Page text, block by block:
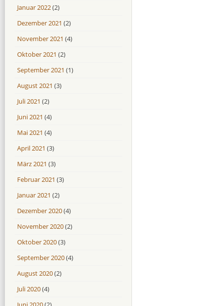
Januar 2022(2)
Dezember 2021 (2)
November 2021 (4)
Oktober 2021 (2)
September 2021 (1)
August 2021 (3)
Juli 2021 (2)
Juni 2021 (4)
Mai 2021 (4)
April 2021 (3)
März 2021 (3)
Februar 2021 (3)
Januar 2021 (2)
Dezember 2020(4)
November 2020(2)
Oktober 2020(3)
September 2020(4)
August 2020(2)
Juli 2020(4)